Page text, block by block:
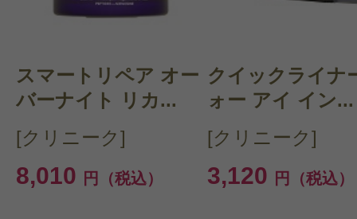
購入品：チーク ポップ
発色は淡いので、私は単体では使わ
のせてから、重ねて使っています。
私はイエベですが、たまにブルベ
を使いたくなる時があります。
スマートリペア オー
バーナイト リカ...
[クリニーク]
8,010 円（税込）
クイックライナ
ォー アイ イン...
[クリニーク]
3,120 円（税込）